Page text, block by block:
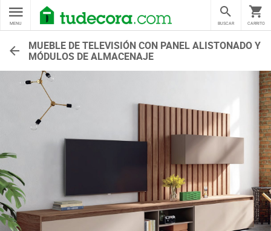
MENU CARRITO
BUSCAR
MUEBLE DE TELEVISIÓN CON PANEL ALISTONADO Y
MÓDULOS DE ALMACENAJE